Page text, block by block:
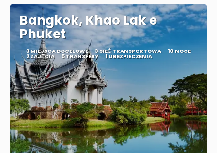
Bangkok, Khao Lak e
Phuket
3 MIEJSCA DOCELOWE 3 SIEĆ TRANSPORTOWA 10 NOCE
2 ZAJĘCIA 5 TRANSFERY 1 UBEZPIECZENIA